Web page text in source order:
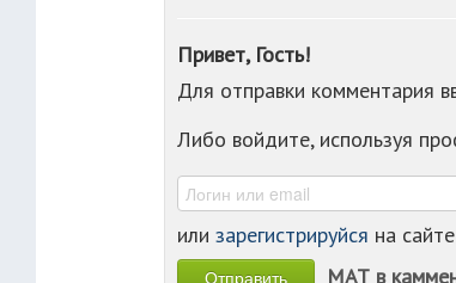
Привет, Гость!
Для отправки комментария
Либо войдите, используя
или зарегистрируйся на сайте
МАТ в